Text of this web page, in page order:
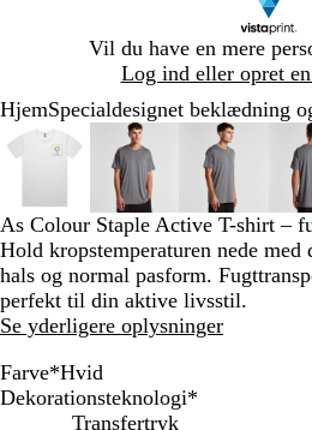
Vil du have en mere
Log ind eller opret
1
HjemSpecialdesignet beklædning
Zoombart
billede
Zoomet
til
minimum
Klik
for
udvide
Brug
tasterne
og
minus
til
at
zoome
og
piletasterne
til
at
Zoombart
billede
Zoomet
til
minimum
Klik
for
at
udvide
Brug
tasterne
plus
og
minus
til
at
zoome
og
at
Zoombart
billede
Zoomet
til
minimum
Klik
for
at
udvide
Brug
tasterne
plus
og
minus
til
at
zoome
og
Slide
As Colour Staple Active T-shirt –
Hold kropstemperaturen nede med
hals og normal pasform.
perfekt til din aktive livsstil.
Se yderligere oplysninger
Farve*Hvid
S
G
H
Dekorationsteknologi*
Transfertryk